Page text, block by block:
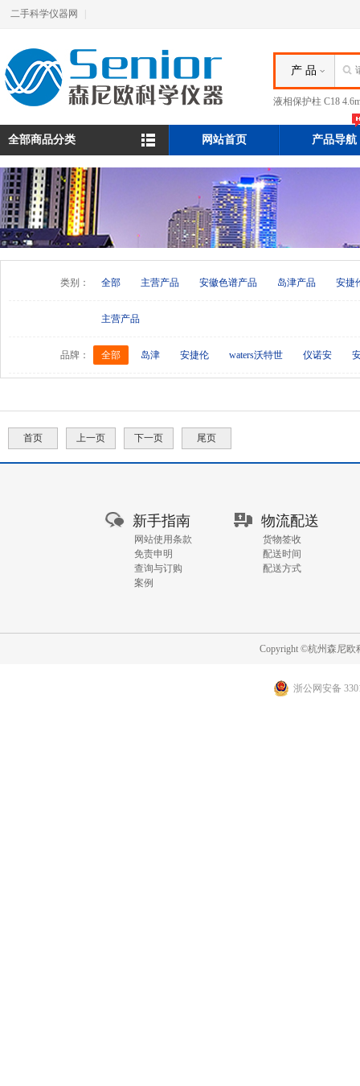
二手科学仪器网
产 品
液相保护柱 C18
全部商品分类 网站首页 产品导航
类别： 全部 主营产品 安徽色谱产品 岛津产品 安捷
主营产品
品牌： 全部 岛津 安捷伦 waters沃特世 仪诺安
首页 上一页 下一页 尾页
新手指南
网站使用条款
免责申明
查询与订购
案例
物流配送
货物签收
配送时间
配送方式
Copyright ©杭州森尼
浙公网安备